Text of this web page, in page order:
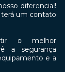
diferencial!
um contato
o melhor
a segurança
e a